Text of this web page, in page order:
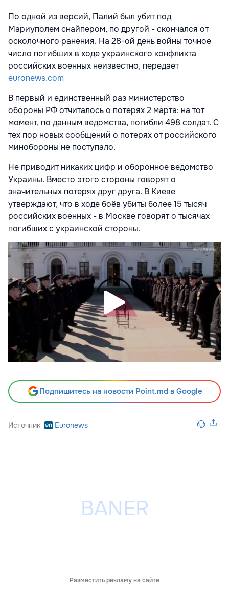
По одной из версий, Палий был убит под
Мариуполем снайпером, по другой - скончался от
осколочного ранения. На 28-ой день войны точное
число погибших в ходе украинского конфликта
российских военных неизвестно, передает
euronews.com
В первый и единственный раз министерство
обороны РФ отчиталось о потерях 2 марта: на тот
момент, по данным ведомства, погибли 498 солдат. С
тех пор новых сообщений о потерях от российского
минобороны не поступало.
Не приводит никаких цифр и оборонное ведомство
Украины. Вместо этого стороны говорят о
значительных потерях друг друга. В Киеве
утверждают, что в ходе боёв убиты более 15 тысяч
российских военных - в Москве говорят о тысячах
погибших с украинской стороны.
Подпишитесь на новости Point.md в Google
Источник Euronews
Разместить рекламу на сайте